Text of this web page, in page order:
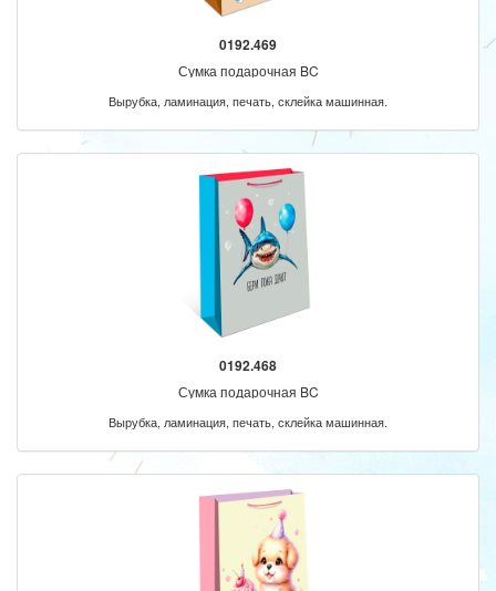
0192.469
Сумка подарочная BC
Вырубка, ламинация, печать, склейка машинная.
0192.468
Сумка подарочная BC
Вырубка, ламинация, печать, склейка машинная.